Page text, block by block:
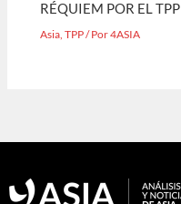
RÉQUIEM POR EL TPP
Asia ,TPP/ Por4ASIA